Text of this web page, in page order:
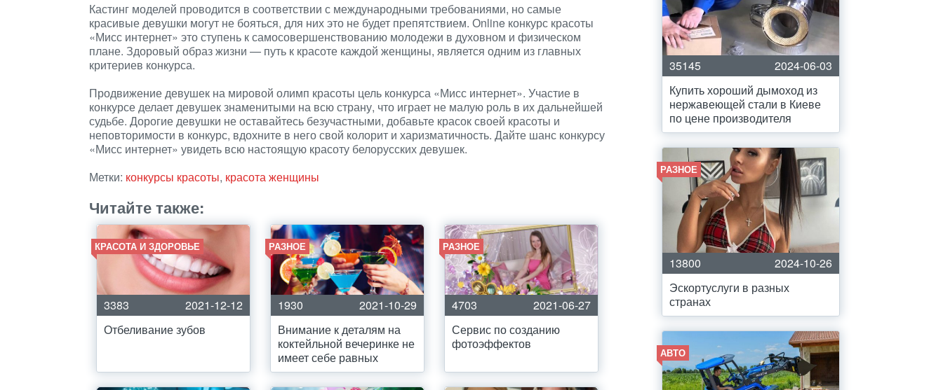
Кастинг моделей проводится в соответствии с международными требованиями, но самые
красивые девушки могут не бояться, для них это не будет препятствием. Оnline конкурс красоты
«Мисс интернет» это ступень к самосовершенствованию молодежи в духовном и физическом
плане. Здоровый образ жизни — путь к красоте каждой женщины, является одним из главных
критериев конкурса.
Продвижение девушек на мировой олимп красоты цель конкурса «Мисс интернет». Участие в
конкурсе делает девушек знаменитыми на всю страну, что играет не малую роль в их дальнейшей
судьбе. Дорогие девушки не оставайтесь безучастными, добавьте красок своей красоты и
неповторимости в конкурс, вдохните в него свой колорит и харизматичность. Дайте шанс конкурсу
«Мисс интернет» увидеть всю настоящую красоту белорусских девушек.
Метки: конкурсы красоты, красота женщины
Читайте также:
КРАСОТА И ЗДОРОВЬЕ
3383
2021-12-12
Отбеливание зубов
РАЗНОЕ
1930
2021-10-29
Внимание к деталям на
коктейльной вечеринке не
имеет себе равных
РАЗНОЕ
4703
2021-06-27
Сервис по созданию
фотоэффектов
35145
2024-06-03
Купить хороший дымоход из
нержавеющей стали в Киеве
по цене производителя
РАЗНОЕ
13800
2024-10-26
Эскортуслуги в разных
странах
АВТО